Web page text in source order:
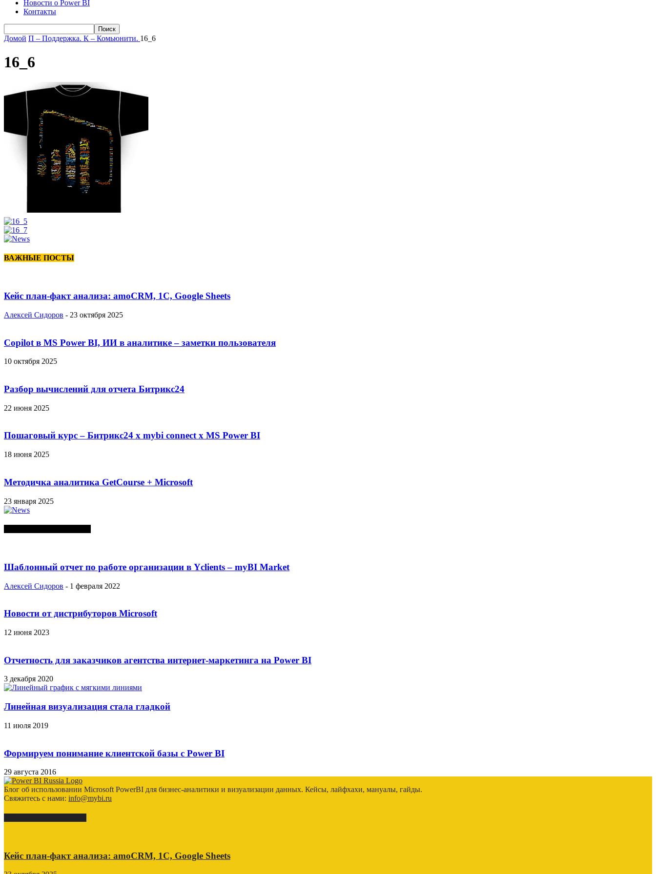
Новости о Power BI
Контакты
Домой П – Поддержка. К – Комьюнити. 16_6
16_6
ВАЖНЫЕ ПОСТЫ
Кейс план-факт анализа: amoCRM, 1C, Google Sheets
Алексей Сидоров - 23 октября 2025
Copilot в MS Power BI, ИИ в аналитике – заметки пользователя
10 октября 2025
Разбор вычислений для отчета Битрикс24
22 июня 2025
Пошаговый курс – Битрикс24 х mybi connect х MS Power BI
18 июня 2025
Методичка аналитика GetCourse + Microsoft
23 января 2025
Шаблонный отчет по работе организации в Yclients – myBI Market
Алексей Сидоров - 1 февраля 2022
Новости от дистрибуторов Microsoft
12 июня 2023
Отчетность для заказчиков агентства интернет-маркетинга на Power BI
3 декабря 2020
Линейная визуализация стала гладкой
11 июля 2019
Формируем понимание клиентской базы с Power BI
29 августа 2016
Блог об использовании Microsoft PowerBI для бизнес-аналитики и визуализации данных. Кейсы, лайфхахи, мануалы, гайды.
Свяжитесь с нами: info@mybi.ru
Кейс план-факт анализа: amoCRM, 1C, Google Sheets